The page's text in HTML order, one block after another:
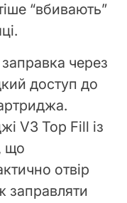
“вбивають”
через
доступ до
V3 Top Fill із
що
отвір
заправляти